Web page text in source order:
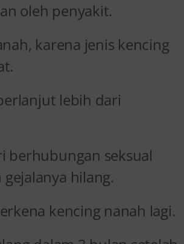
oleh penyakit.
karena jenis kencing
lebih dari
berhubungan seksual
hilang.
kencing nanah lagi.